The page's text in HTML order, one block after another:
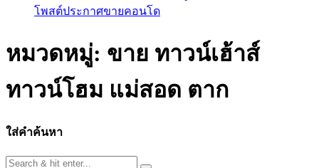
โพสต์ประกาศขายคอนโด
หมวดหมู่: ขาย ทาวน์เฮ้าส์
ทาวน์โฮม แม่สอด ตาก
ใส่คำค้นหา